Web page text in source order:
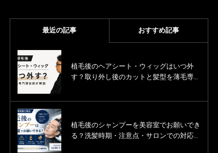
最近の記事 おすすめ記事
植毛後のヘアシート・ウィッグはいつ外
す？取り外し後のカットと髪型を薄毛専門
植毛後のシャンプーを美容室でお願いでき
る？洗髪時期・注意点・サロンでの対応を
薄毛男性のカットモデル募集
「SARUTAHIKO（サルタヒコ）」
薄毛男性の婚活をヘアサロン（美容室・床
屋）という立場で応援しています。